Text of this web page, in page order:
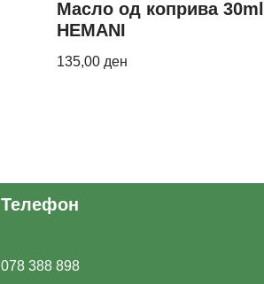
Масло од коприва 30ml
HEMANI
135,00 ден
Телефон
078 388 898